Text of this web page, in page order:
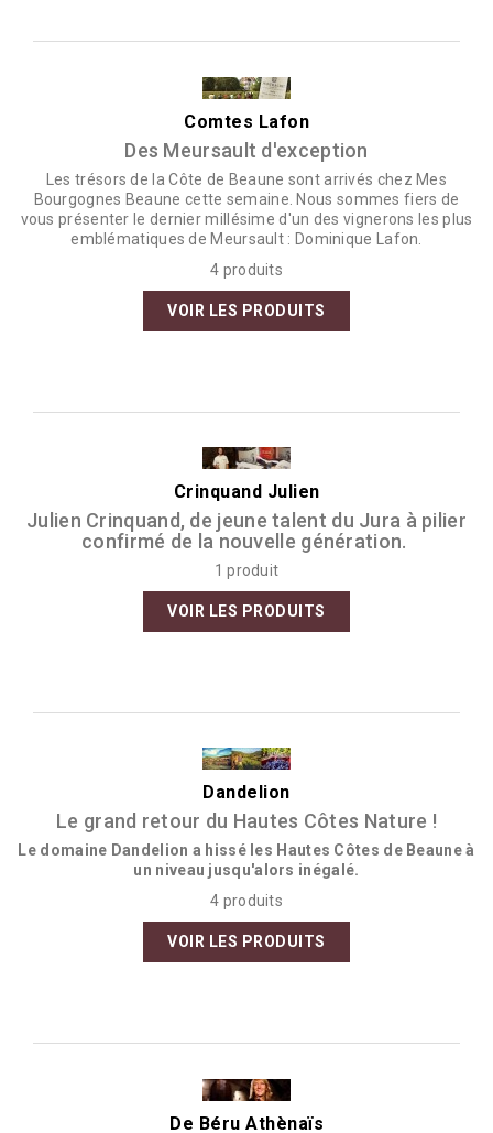
Comtes Lafon
Des Meursault d'exception
Les trésors de la Côte de Beaune sont arrivés chez Mes
Bourgognes Beaune cette semaine. Nous sommes fiers de
vous présenter le dernier millésime d'un des vignerons les plus
emblématiques de Meursault : Dominique Lafon.
4 produits
VOIR LES PRODUITS
Crinquand Julien
Julien Crinquand, de jeune talent du Jura à pilier
confirmé de la nouvelle génération.
1 produit
VOIR LES PRODUITS
Dandelion
Le grand retour du Hautes Côtes Nature !
Le domaine Dandelion a hissé les Hautes Côtes de Beaune à
un niveau jusqu'alors inégalé.
4 produits
VOIR LES PRODUITS
De Béru Athènaïs